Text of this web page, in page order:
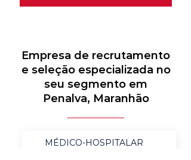
Empresa de recrutamento
e seleção especializada no
seu segmento em
Penalva, Maranhão
MÉDICO-HOSPITALAR